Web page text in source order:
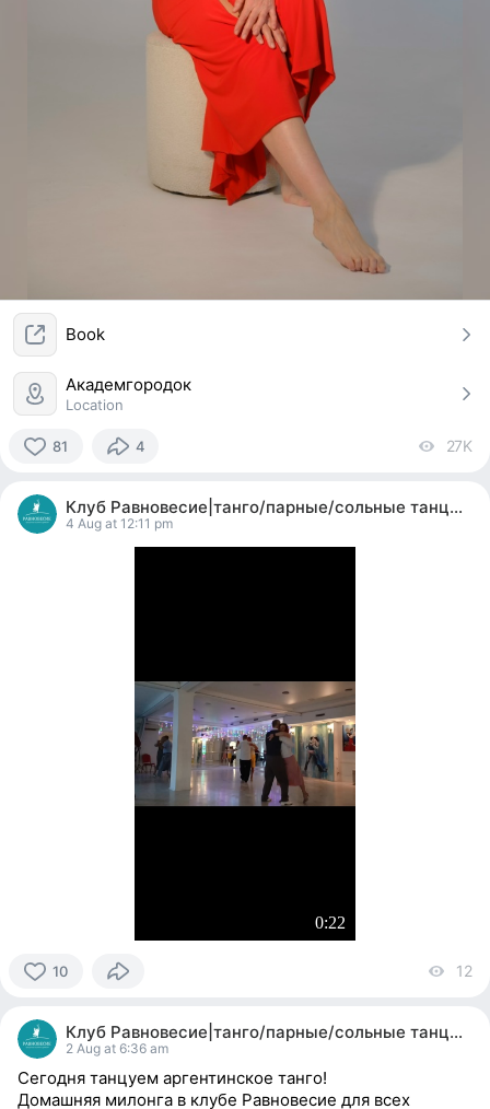
Book
Академгородок
Location
81
people
reacted
4 27K
Клуб Равновесие|танго/парные/сольные танцы|йога
4 Aug at 12:11 pm
0:22
10
people
reacted
12
Клуб Равновесие|танго/парные/сольные танцы|йога
2 Aug at 6:36 am
Сегодня танцуем аргентинское танго!
Домашняя милонга в клубе Равновесие для всех